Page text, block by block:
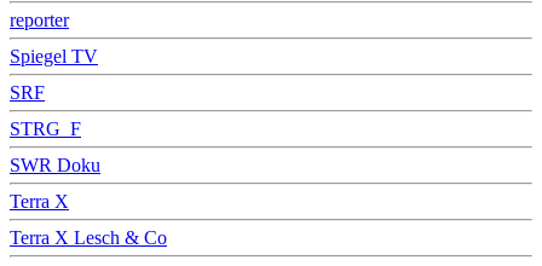
reporter
Spiegel TV
SRF
STRG_F
SWR Doku
Terra X
Terra X Lesch & Co